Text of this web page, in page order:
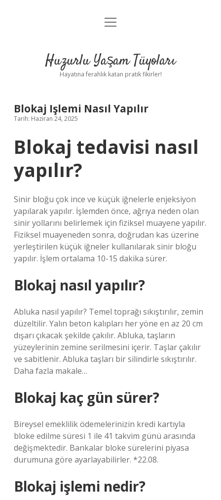
Anasayfa
Yasal Uyarı
menüyü
Huzurlu Yaşam Tüyoları
Hayatına ferahlık katan pratik fikirler!
Blokaj Işlemi Nasıl Yapılır
Tarih: Haziran 24, 2025
Blokaj tedavisi nasıl
yapılır?
Sinir bloğu çok ince ve küçük iğnelerle enjeksiyon
yapılarak yapılır. İşlemden önce, ağrıya neden olan
sinir yollarını belirlemek için fiziksel muayene yapılır.
Fiziksel muayeneden sonra, doğrudan kas üzerine
yerleştirilen küçük iğneler kullanılarak sinir bloğu
yapılır. İşlem ortalama 10-15 dakika sürer.
Blokaj nasıl yapılır?
Abluka nasıl yapılır? Temel toprağı sıkıştırılır, zemin
düzeltilir. Yalın beton kalıpları her yöne en az 20 cm
dışarı çıkacak şekilde çakılır. Abluka, taşların
yüzeylerinin zemine serilmesini içerir. Taşlar çakılır
ve sabitlenir. Abluka taşları bir silindirle sıkıştırılır.
Daha fazla makale…
Blokaj kaç gün sürer?
Bireysel emeklilik ödemelerinizin kredi kartıyla
bloke edilme süresi 1 ile 41 takvim günü arasında
değişmektedir. Bankalar bloke sürelerini piyasa
durumuna göre ayarlayabilirler. *22.08.
Blokaj işlemi nedir?